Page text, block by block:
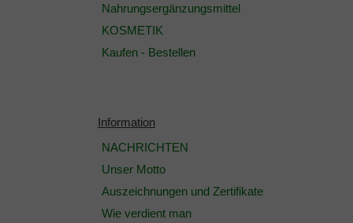
Nahrungsergänzungsmittel
KOSMETIK
Kaufen - Bestellen
Information
NACHRICHTEN
Unser Motto
Auszeichnungen und Zertifikate
Wie verdient man